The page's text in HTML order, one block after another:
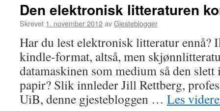
Den elektronisk litteraturen
Skrevet 1. november 2012avGjesteblogger
Har du lest elektronisk litteratur ennå?
kindle-format, altså, men
datamaskinen som medium så den
papir? Slik innleder Jill Rettberg,
UiB, denne gjestebloggen … Les